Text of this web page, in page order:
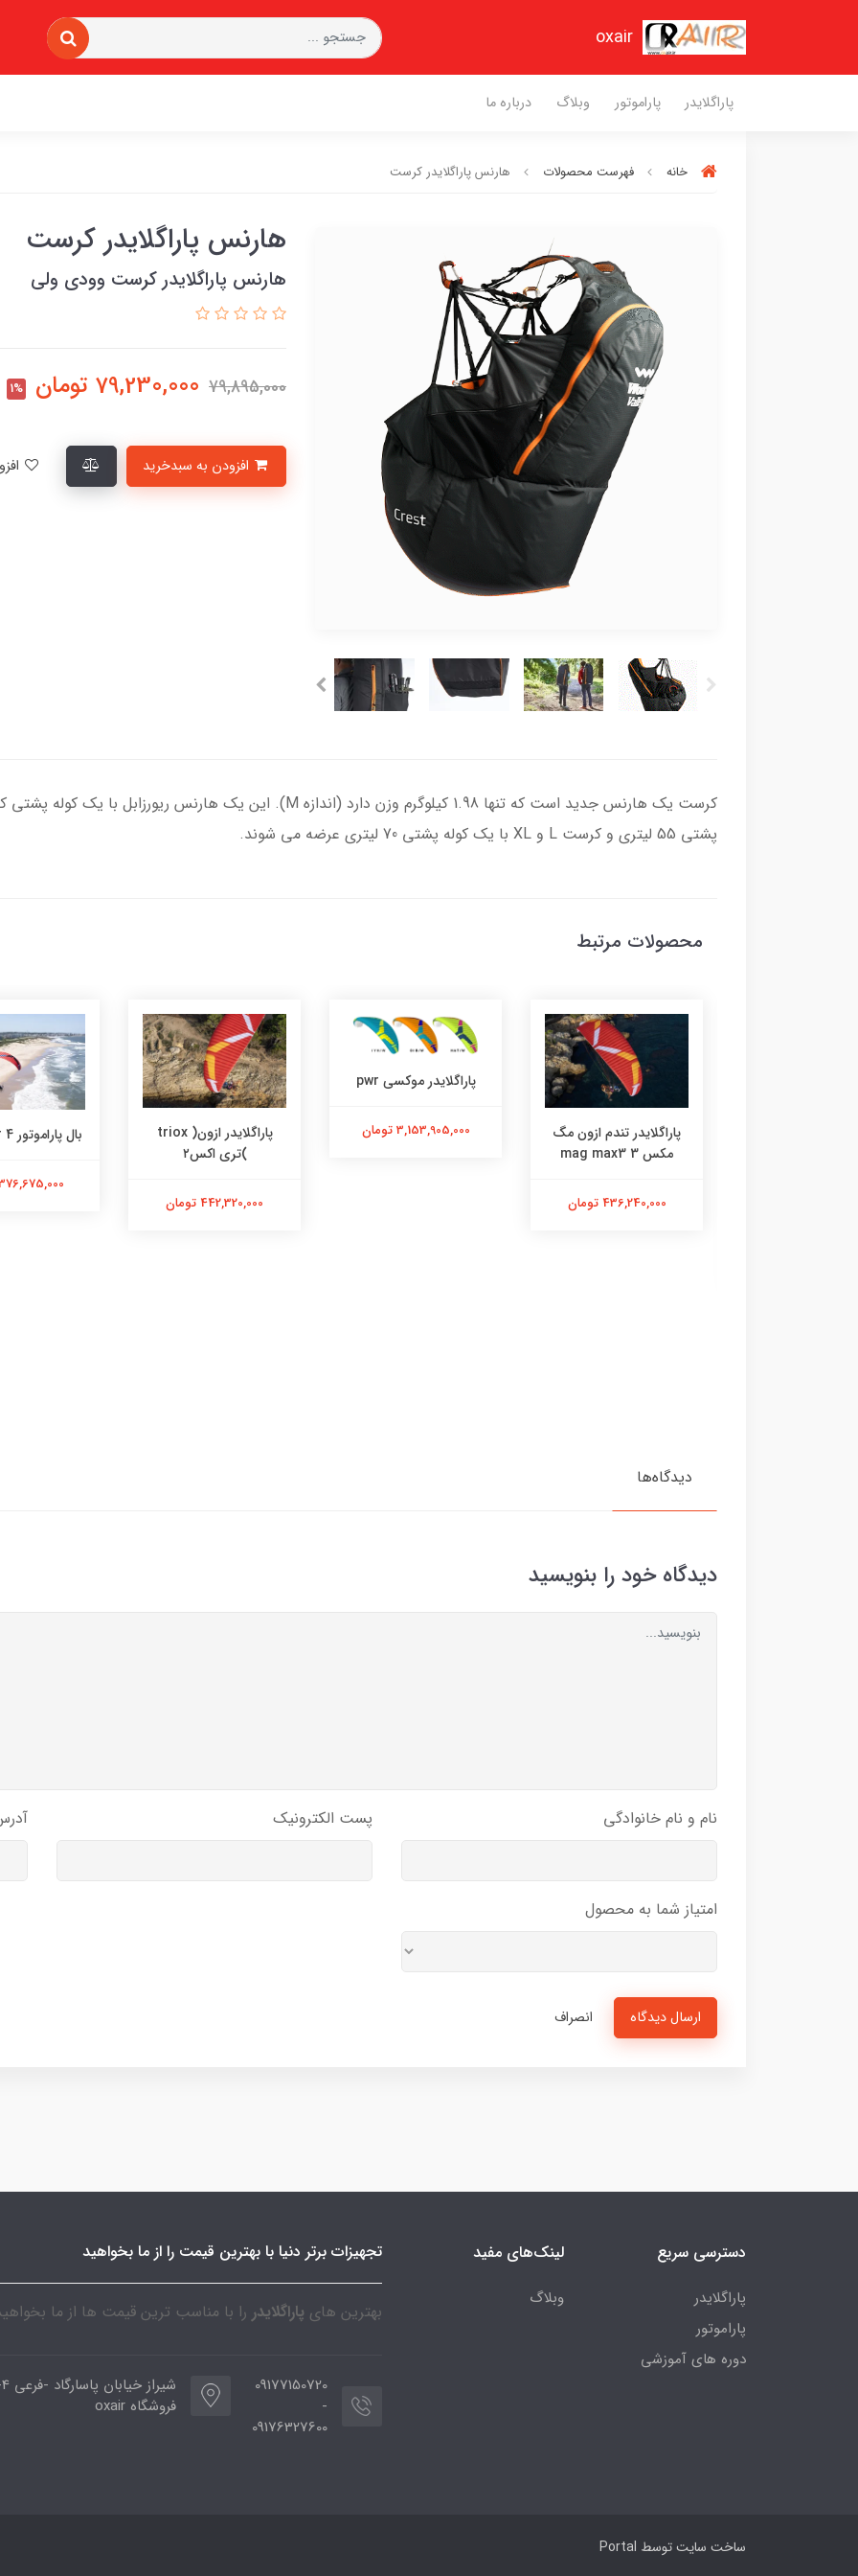
oxair
پاراگلایدر پاراموتور وبلاگ درباره ما
خانه فهرست محصولات هارنس پاراگلایدر کرست
هارنس پاراگلایدر کرست
هارنس پاراگلایدر کرست وودی ولی
79,895,000
79,230,000 تومان 1%
پشتی 55 لیتری و کرست L و XL با یک کوله پشتی 70 لیتری عرضه می شوند.
محصولات مرتبط
پاراگلایدر تندم ازون مگ
مکس 3 mag max3
436,240,000 تومان
پاراگلایدر موکسی pwr
3,153,905,000 تومان
پاراگلایدر ازون( triox
)تری اکس۲
442,320,000 تومان
بال پاراموتور roadster 4
376,675,000
دیدگاه‌ها
دیدگاه خود را بنویسید
نام و نام خانوادگی پست الکترونیک
امتیاز شما به محصول
ارسال دیدگاه انصراف
دسترسی سریع
پاراگلایدر
پاراموتور
دوره های آموزشی
لینک‌های مفید
وبلاگ
تجهیزات برتر دنیا با بهترین قیمت را از ما بخواهید
بهترین های پاراگلایدر را با مناسب ترین قیمت ها از ما
09177150720
-
09176327600
شیراز
فروشگاه oxair
ساخت سایت توسط Portal